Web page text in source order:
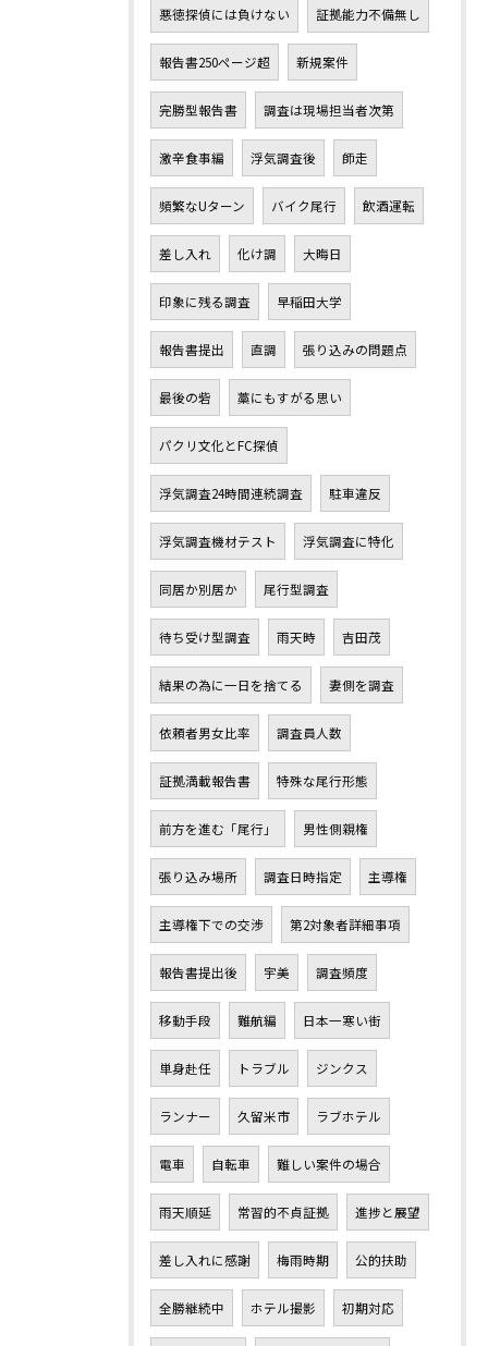
悪徳探偵には負けない 証拠能力不備無し
報告書250ページ超 新規案件
完勝型報告書 調査は現場担当者次第
激辛食事編 浮気調査後 師走
頻繁なUターン バイク尾行 飲酒運転
差し入れ 化け調 大晦日
印象に残る調査 早稲田大学
報告書提出 直調 張り込みの問題点
最後の砦 藁にもすがる思い
パクリ文化とFC探偵
浮気調査24時間連続調査 駐車違反
浮気調査機材テスト 浮気調査に特化
同居か別居か 尾行型調査
待ち受け型調査 雨天時 吉田茂
結果の為に一日を捨てる 妻側を調査
依頼者男女比率 調査員人数
証拠満載報告書 特殊な尾行形態
前方を進む「尾行」 男性側親権
張り込み場所 調査日時指定 主導権
主導権下での交渉 第2対象者詳細事項
報告書提出後 宇美 調査頻度
移動手段 難航編 日本一寒い街
単身赴任 トラブル ジンクス
ランナー 久留米市 ラブホテル
電車 自転車 難しい案件の場合
雨天順延 常習的不貞証拠 進捗と展望
差し入れに感謝 梅雨時期 公的扶助
全勝継続中 ホテル撮影 初期対応